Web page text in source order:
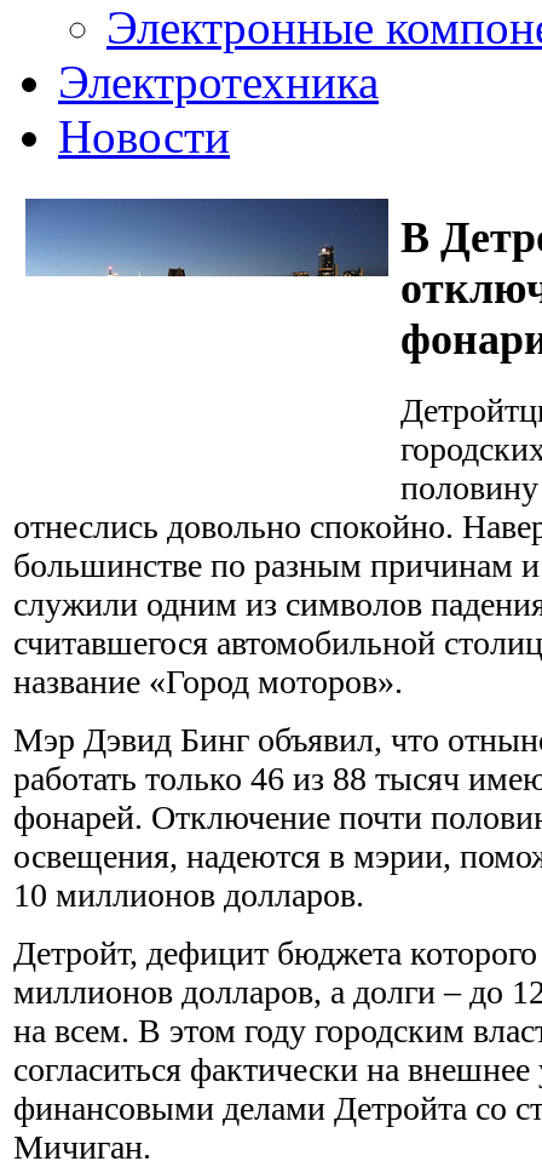
Электронные
Электротехника
Новости
В
отнеслись довольно спокойно.
большинстве по разным причинам и
служили одним из символов
считавшегося автомобильной
название «Город моторов».
Мэр Дэвид Бинг объявил, что
работать только 46 из 88 тысяч
фонарей. Отключение почти
освещения, надеются в мэрии,
10 миллионов долларов.
Детройт, дефицит бюджета
миллионов долларов, а долги – до
на всем. В этом году городским
согласиться фактически на
финансовыми делами Детройта со
Мичиган.